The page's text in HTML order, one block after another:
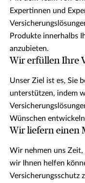
Expertinnen und
Produkte innerhalbs
anzubieten.
Wir erfüllen Ihre
Unser Ziel ist es, Sie
unterstützen, indem
Wünschen
Wir liefern einen
Wir nehmen uns
wir Ihnen helfen
Versicherungsschutz